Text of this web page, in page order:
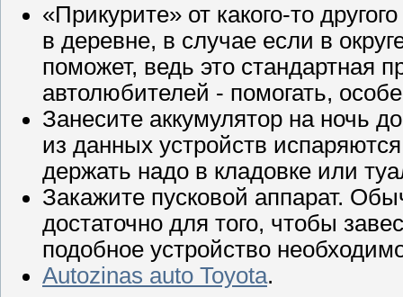
«Прикурите» от какого-то
в деревне, в случае если в
поможет, ведь это стандартная
автолюбителей - помогать,
Занесите аккумулятор на ночь
из данных устройств
держать надо в кладовке или
Закажите пусковой аппарат.
достаточно для того, чтобы
подобное устройство
Autozinas auto Toyota.